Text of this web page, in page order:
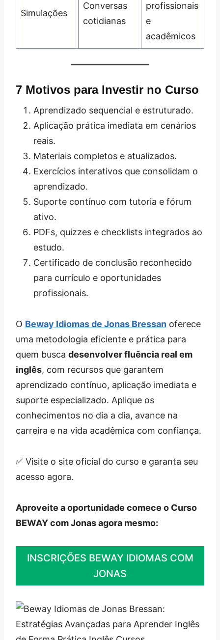
Simulações
Conversas
cotidianas
profissionais
e
acadêmicos
7 Motivos para Investir no Curso
Aprendizado sequencial e estruturado.
Aplicação prática imediata em cenários
reais.
Materiais completos e atualizados.
Exercícios interativos que consolidam o
aprendizado.
Suporte contínuo com tutoria e fórum
ativo.
PDFs, quizzes e checklists integrados ao
estudo.
Certificado de conclusão reconhecido
para currículo e oportunidades
profissionais.
O Beway Idiomas de Jonas Bressan oferece
uma metodologia eficiente e prática para
quem busca desenvolver fluência real em
inglês, com recursos que garantem
aprendizado contínuo, aplicação imediata e
suporte especializado. Aplique os
conhecimentos no dia a dia, avance na
carreira e na vida acadêmica com confiança.
✅ Visite o site oficial do curso e garanta seu
acesso agora.
Aproveite a oportunidade comece o Curso
BEWAY com Jonas agora mesmo:
INSCRIÇÕES BEWAY IDIOMAS COM
JONAS